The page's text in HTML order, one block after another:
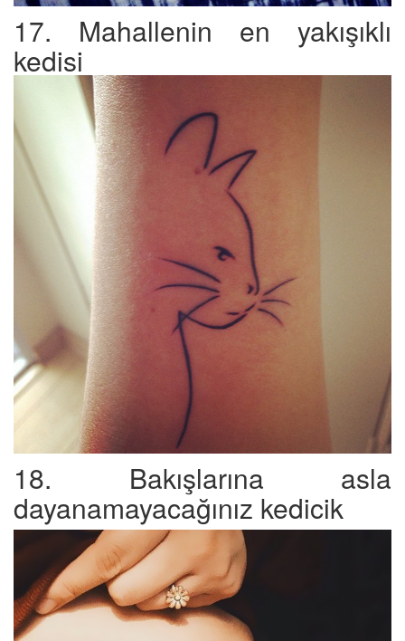
17. Mahallenin en yakışıklı
kedisi
18. Bakışlarına asla
dayanamayacağınız kedicik